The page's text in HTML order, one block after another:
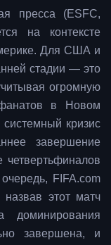
пресса (ESFC,
на контексте
Для США и
стадии — это
огромную
в Новом
кризис
завершение
четвертьфиналов
FIFA.com
назвав этот матч
доминирования
завершена, и